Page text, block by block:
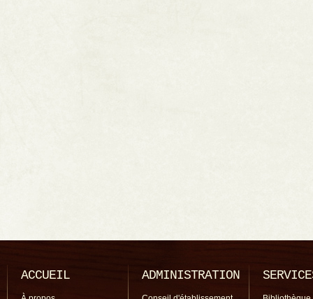
ACCUEIL ADMINISTRATION